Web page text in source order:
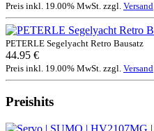
Preis inkl. 19.00% MwSt. zzgl. Versand
PETERLE Segelyacht Retro Bausatz
44.95 €
Preis inkl. 19.00% MwSt. zzgl. Versand
Preishits